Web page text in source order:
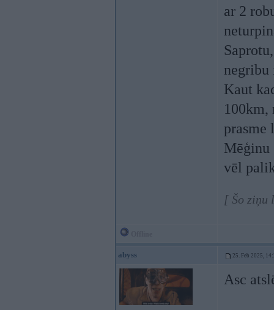
ar 2
Kaut
100km,
prasme
Mēģinu
vēl
[ Šo ziņu
abyss 25. Feb 2025,
Asc